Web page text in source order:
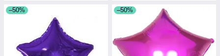
–50% –50%